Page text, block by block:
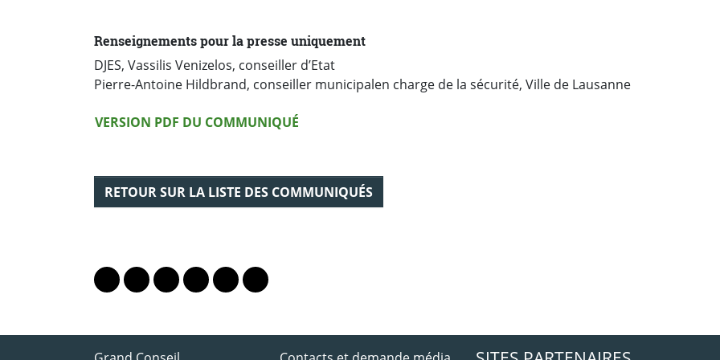
Renseignements pour la presse uniquement
DJES, Vassilis Venizelos, conseiller d’Etat
Pierre-Antoine Hildbrand, conseiller municipalen charge de la sécurité, Ville de Lausanne
Version PDF
VERSION PDF DU COMMUNIQUÉ
RETOUR SUR LA LISTE DES COMMUNIQUÉS
Lien vers le profil Mastodon
Lien vers le profil Bluesky
Lien vers le profil Instagram
Lien vers le profil Linkedin
Lien vers le profil Facebook
Lien vers le profil Twitter